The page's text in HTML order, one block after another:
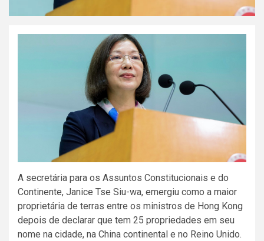
A secretária para os Assuntos Constitucionais e do
Continente, Janice Tse Siu-wa, emergiu como a maior
proprietária de terras entre os ministros de Hong Kong
depois de declarar que tem 25 propriedades em seu
nome na cidade, na China continental e no Reino Unido.